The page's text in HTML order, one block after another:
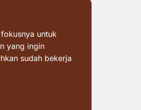
untuk
yang ingin
sudah bekerja